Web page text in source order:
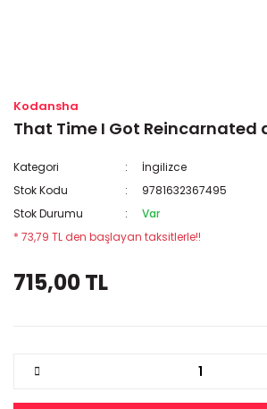
Kodansha
That Time I Got Reincarnated
Kategori
İngilizce
Stok Kodu
9781632367495
Stok Durumu
Var
* 73,79 TL den başlayan taksitlerle!!
715,00 TL